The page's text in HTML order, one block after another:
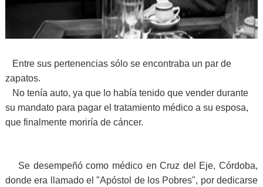
Entre sus pertenencias sólo se encontraba un par de
zapatos.
No tenía auto, ya que lo había tenido que vender durante
su mandato para pagar el tratamiento médico a su esposa,
que finalmente moriría de cáncer.
Se desempeñó como médico en Cruz del Eje, Córdoba,
donde era llamado el "Apóstol de los Pobres", por dedicarse